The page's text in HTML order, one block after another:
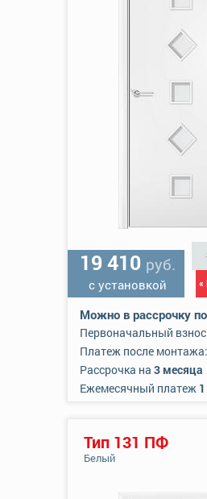
19 410 руб.
с установкой
Можно в рассрочку
Первоначальный
Платеж после монтажа:
Рассрочка на 3 месяца
Ежемесячный платеж
Тип 131 ПФ
Белый